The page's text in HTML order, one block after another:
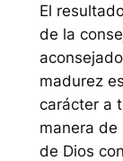
El
de la
madurez
carácter a
manera de
de Dios